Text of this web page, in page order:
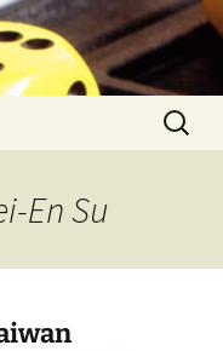
Suchen
nach:
En Su